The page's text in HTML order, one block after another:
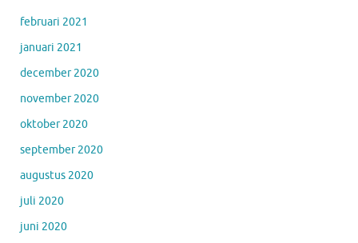
februari 2021
januari 2021
december 2020
november 2020
oktober 2020
september 2020
augustus 2020
juli 2020
juni 2020